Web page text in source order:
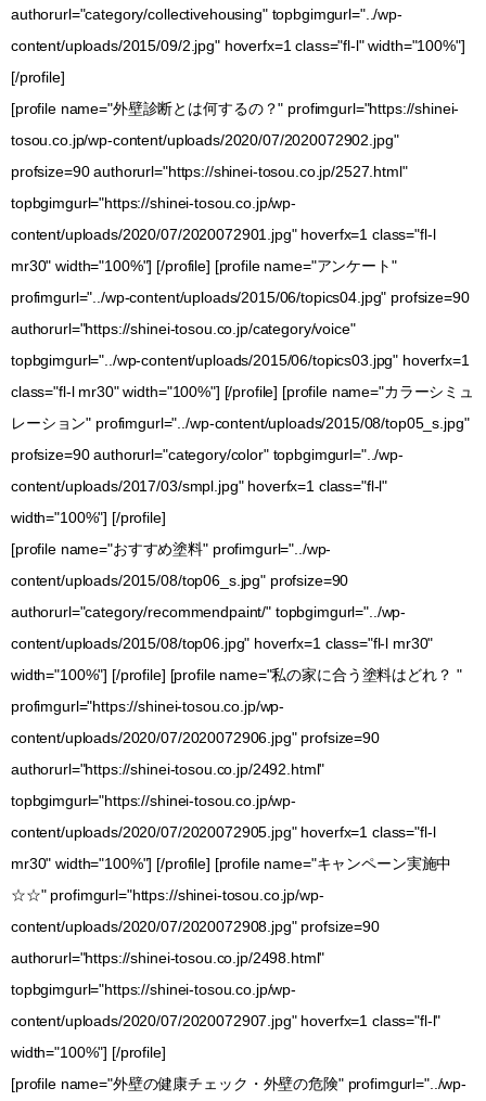
authorurl="category/collectivehousing" topbgimgurl="../wp-
content/uploads/2015/09/2.jpg" hoverfx=1 class="fl-l" width="100%"]
[/profile]
[profile name="外壁診断とは何するの？" profimgurl="https://shinei-
tosou.co.jp/wp-content/uploads/2020/07/2020072902.jpg"
profsize=90 authorurl="https://shinei-tosou.co.jp/2527.html"
topbgimgurl="https://shinei-tosou.co.jp/wp-
content/uploads/2020/07/2020072901.jpg" hoverfx=1 class="fl-l
mr30" width="100%"] [/profile] [profile name="アンケート"
profimgurl="../wp-content/uploads/2015/06/topics04.jpg" profsize=90
authorurl="https://shinei-tosou.co.jp/category/voice"
topbgimgurl="../wp-content/uploads/2015/06/topics03.jpg" hoverfx=1
class="fl-l mr30" width="100%"] [/profile] [profile name="カラーシミュ
レーション" profimgurl="../wp-content/uploads/2015/08/top05_s.jpg"
profsize=90 authorurl="category/color" topbgimgurl="../wp-
content/uploads/2017/03/smpl.jpg" hoverfx=1 class="fl-l"
width="100%"] [/profile]
[profile name="おすすめ塗料" profimgurl="../wp-
content/uploads/2015/08/top06_s.jpg" profsize=90
authorurl="category/recommendpaint/" topbgimgurl="../wp-
content/uploads/2015/08/top06.jpg" hoverfx=1 class="fl-l mr30"
width="100%"] [/profile] [profile name="私の家に合う塗料はどれ？ "
profimgurl="https://shinei-tosou.co.jp/wp-
content/uploads/2020/07/2020072906.jpg" profsize=90
authorurl="https://shinei-tosou.co.jp/2492.html"
topbgimgurl="https://shinei-tosou.co.jp/wp-
content/uploads/2020/07/2020072905.jpg" hoverfx=1 class="fl-l
mr30" width="100%"] [/profile] [profile name="キャンペーン実施中
☆☆" profimgurl="https://shinei-tosou.co.jp/wp-
content/uploads/2020/07/2020072908.jpg" profsize=90
authorurl="https://shinei-tosou.co.jp/2498.html"
topbgimgurl="https://shinei-tosou.co.jp/wp-
content/uploads/2020/07/2020072907.jpg" hoverfx=1 class="fl-l"
width="100%"] [/profile]
[profile name="外壁の健康チェック・外壁の危険" profimgurl="../wp-